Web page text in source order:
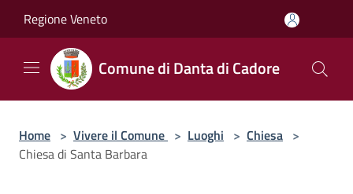
Regione Veneto
Comune di Danta di Cadore
Home > Vivere il Comune > Luoghi > Chiesa >
Chiesa di Santa Barbara